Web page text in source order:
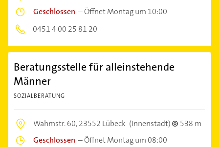
Geschlossen –Öffnet Montag um 10:00
0451 4 00 25 81 20
Beratungsstelle für alleinstehende
Männer
SOZIALBERATUNG
Wahmstr. 60,23552 Lübeck (Innenstadt)
538 m
Geschlossen –Öffnet Montag um 08:00